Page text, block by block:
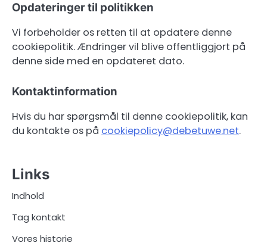
Opdateringer til politikken
Vi forbeholder os retten til at opdatere denne
cookiepolitik. Ændringer vil blive offentliggjort på
denne side med en opdateret dato.
Kontaktinformation
Hvis du har spørgsmål til denne cookiepolitik, kan
du kontakte os på cookiepolicy@debetuwe.net.
Links
Indhold
Tag kontakt
Vores historie